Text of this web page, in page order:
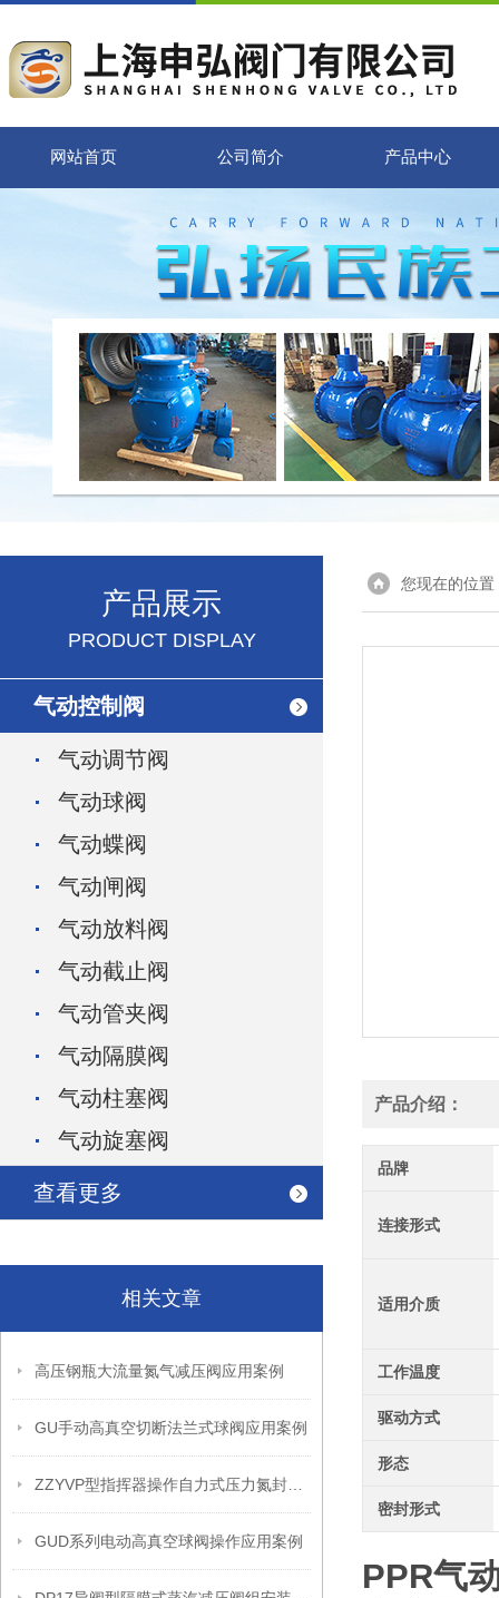
网站首页 公司简介 产品中心
产品展示
PRODUCT DISPLAY
气动控制阀
气动调节阀
气动球阀
气动蝶阀
气动闸阀
气动放料阀
气动截止阀
气动管夹阀
气动隔膜阀
气动柱塞阀
气动旋塞阀
查看更多
相关文章
高压钢瓶大流量氮气减压阀应用案例
GU手动高真空切断法兰式球阀应用案例
GUD系列电动高真空球阀操作应用案例
您现在的位置
产品介绍：
品牌
连接形式
适用介质
工作温度
驱动方式
形态
密封形式
PPR气